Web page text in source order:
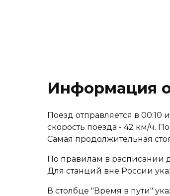
Информация
Поезд отправляется в 00:10
скорость поезда - 42 км/ч.
Самая продолжительная
По правилам в расписании
Для станций вне России
В столбце "Время в пути"